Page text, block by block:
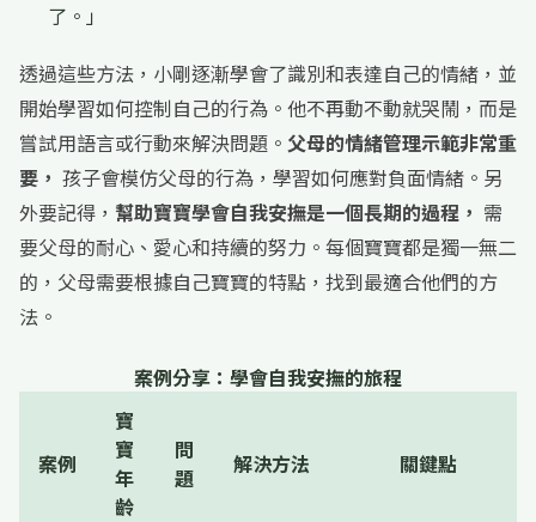
了。」
透過這些方法，小剛逐漸學會了識別和表達自己的情緒，並
開始學習如何控制自己的行為。他不再動不動就哭鬧，而是
嘗試用語言或行動來解決問題。 父母的情緒管理示範非常重
要， 孩子會模仿父母的行為，學習如何應對負面情緒。另
外要記得， 幫助寶寶學會自我安撫是一個長期的過程， 需
要父母的耐心、愛心和持續的努力。每個寶寶都是獨一無二
的，父母需要根據自己寶寶的特點，找到最適合他們的方
法。
案例分享：學會自我安撫的旅程
案例
寶
寶
年
齡
問
題
解決方法 關鍵點